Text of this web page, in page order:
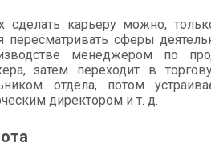
сделать карьеру можно,
пересматривать сферы
менеджером по
затем переходит в
отдела, потом
директором и т. д.